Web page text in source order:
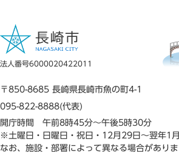
法人番号6000020422011
〒850-8685 長崎県長崎市魚の町4-1
095-822-8888(代表)
開庁時間 午前8時45分～午後5時30分
※土曜日・日曜日・祝日・12月29日～翌年1月
なお、施設・部署によって異なる場合がありま